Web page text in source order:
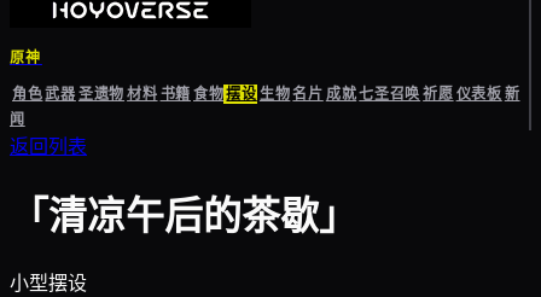
原神
角色武器圣遗物材料书籍食物摆设生物名片成就七圣召唤祈愿仪表板新
闻
返回列表
「清凉午后的茶歇」
小型摆设